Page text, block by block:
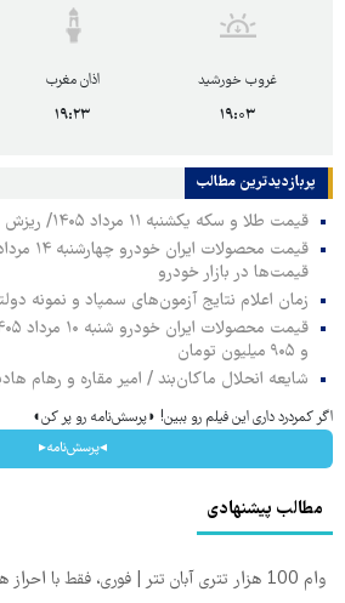
غروب خورشید
۱۹:۰۳
اذان مغرب
۱۹:۲۳
پربازدیدترین‌ مطالب
قیمت طلا و سکه یکشنبه ۱۱ مرداد ۱۴۰۵/ ریزش سنگین سکه امامی
قیمت‌ها در بازار خودرو
زمان اعلام نتایج آزمون‌های سمپاد و نمونه
و ۹۰۵ میلیون تومان
شایعه انحلال ماکان‌بند / امیر مقاره و رهام
اگر کمردرد داری این فیلم رو ببین! ◗پرسش‌نامه رو پر کن◖
◂پرسش‌نامه▸
مطالب پیشنهادی
وام 100 هزار تتری آبان تتر | فوری، فقط با احراز هویت